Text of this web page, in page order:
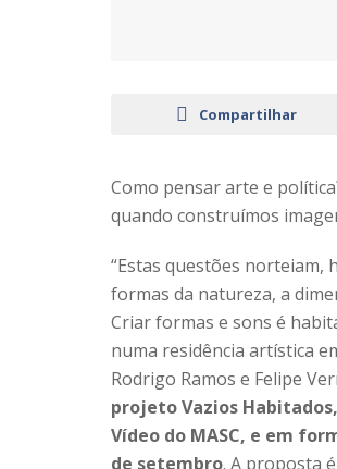
Compartilhar
Como pensar arte e
quando construímos
“Estas questões norteiam,
formas da natureza, a
Criar formas e sons é
numa residência artística
Rodrigo Ramos e Felipe
projeto Vazios
Vídeo do MASC, e em
de setembro. A proposta